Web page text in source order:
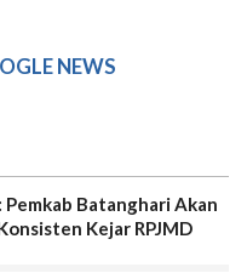
NEWS
Pemkab Batanghari Akan
Kejar RPJMD